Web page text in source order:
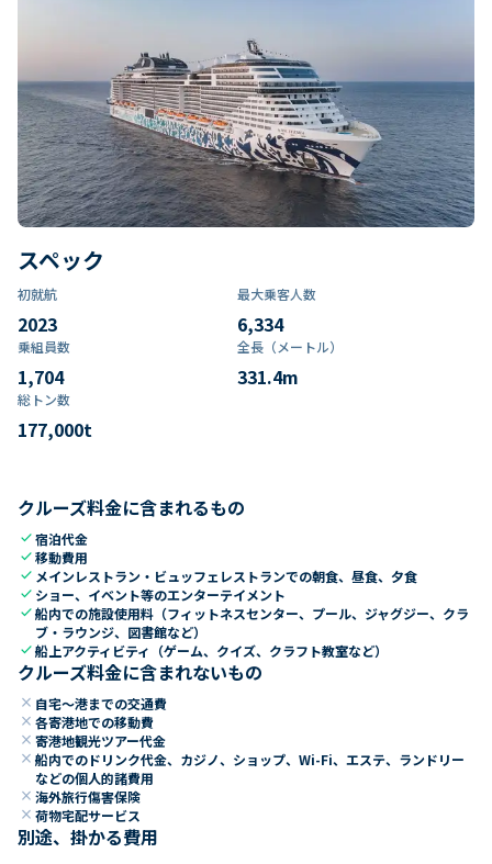
スペック
初就航
2023
最大乗客人数
6,334
乗組員数​
1,704
全長（メートル）
331.4m
総トン数​
177,000t
クルーズ料金に含まれるもの
check宿泊代金
check移動費用
check メインレストラン・ビュッフェレストランでの朝食、昼食、夕食
check ショー、イベント等のエンターテイメント
check船内での施設使用料（フィットネスセンター、プール、ジャグジー、クラ
ブ・ラウンジ、図書館など）
check船上アクティビティ（ゲーム、クイズ、クラフト教室など）
クルーズ料金に含まれないもの
close 自宅～港までの交通費
close 各寄港地での移動費
close 寄港地観光ツアー代金
close 船内でのドリンク代金、カジノ、ショップ、Wi-Fi、エステ、ランドリー
などの個人的諸費用
close 海外旅行傷害保険
close 荷物宅配サービス
別途、掛かる費用